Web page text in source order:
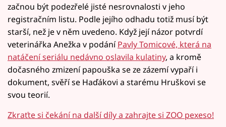
začnou být podezřelé jisté nesrovnalosti v jeho
registračním listu. Podle jejího odhadu totiž musí být
starší, než je v něm uvedeno. Když její názor potvrdí
veterinářka Anežka v podáníPavly Tomicové, která na
natáčení seriálu nedávno oslavila kulatiny, a kromě
dočasného zmizení papouška se ze zázemí vypaří i
dokument, svěří se Haďákovi a starému Hruškovi se
svou teorií.
Zkraťte si čekání na další díly a zahrajte si ZOO pexeso!